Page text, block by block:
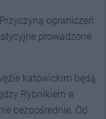
ograniczeń
prowadzone
katowickim będą
Rybnikiem a
bezpośrednie. Od